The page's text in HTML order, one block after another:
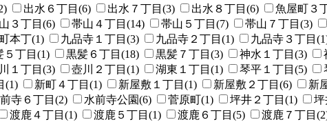
出水６丁目(6) 出水７丁目(3) 出水８丁目(6) 魚屋町３
３丁目(6) 帯山４丁目(14) 帯山５丁目(7) 帯山７丁目(3)
本丁(1) 九品寺１丁目(3) 九品寺２丁目(1) 九品寺３丁目
５丁目(1) 黒髪６丁目(18) 黒髪７丁目(3) 神水１丁目(3)
１丁目(3) 壺川２丁目(1) 湖東１丁目(1) 琴平１丁目(5)
(1) 新町４丁目(1) 新屋敷１丁目(1) 新屋敷２丁目(6) 新
寺６丁目(2) 水前寺公園(6) 菅原町(1) 坪井２丁目(1) 坪
渡鹿４丁目(1) 渡鹿５丁目(1) 渡鹿６丁目(5) 渡鹿７丁目